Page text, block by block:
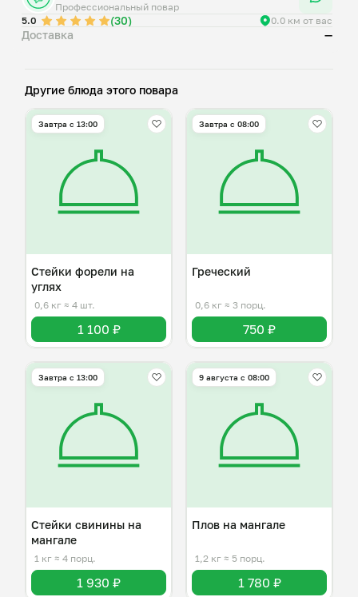
Профессиональный повар
5.0
(30) 0.0 км от вас
Доставка —
Другие блюда этого повара
Завтра c 13:00
Стейки форели на
углях
0,6 кг ≈ 4 шт.
1 100 ₽
Завтра c 08:00
Греческий
0,6 кг ≈ 3 порц.
750 ₽
Завтра c 13:00
Стейки свинины на
мангале
1 кг ≈ 4 порц.
1 930 ₽
9 августа с 08:00
Плов на мангале
1,2 кг ≈ 5 порц.
1 780 ₽